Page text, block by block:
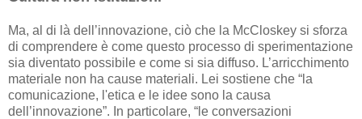
Ma, al di là dell’innovazione, ciò che la McCloskey si sforza
di comprendere è come questo processo di sperimentazione
sia diventato possibile e come si sia diffuso. L’arricchimento
materiale non ha cause materiali. Lei sostiene che “la
comunicazione, l'etica e le idee sono la causa
dell’innovazione”. In particolare, “le conversazioni